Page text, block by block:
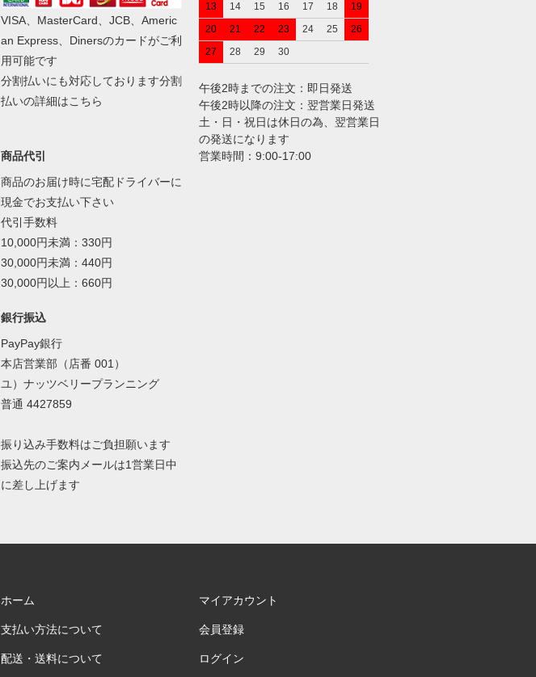
VISA、MasterCard、JCB、Americ
an Express、Dinersのカードがご利
用可能です
分割払いにも対応しております分割
払いの詳細はこちら
商品代引
商品のお届け時に宅配ドライバーに
現金でお支払い下さい
代引手数料
10,000円未満：330円
30,000円未満：440円
30,000円以上：660円
銀行振込
PayPay銀行
本店営業部（店番 001）
ユ）ナッツベリープランニング
普通 4427859
振り込み手数料はご負担願います
振込先のご案内メールは1営業日中
に差し上げます
13
14 15 16 17 18
19
20
21 22 23 24 25
26
27
28 29 30
午後2時までの注文：即日発送
午後2時以降の注文：翌営業日発送
土・日・祝日は休日の為、翌営業日
の発送になります
営業時間：9:00-17:00
ホーム
支払い方法について
配送・送料について
マイアカウント
会員登録
ログイン